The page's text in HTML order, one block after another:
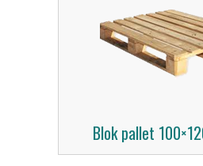
Blok pallet